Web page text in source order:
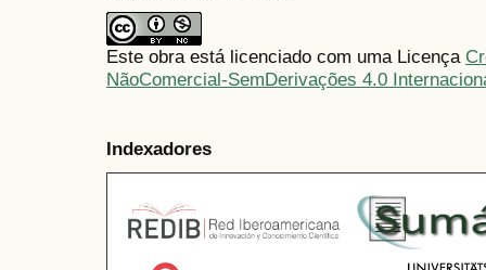
Este obra está licenciado com uma Licença
NãoComercial-SemDerivações 4.0
Indexadores